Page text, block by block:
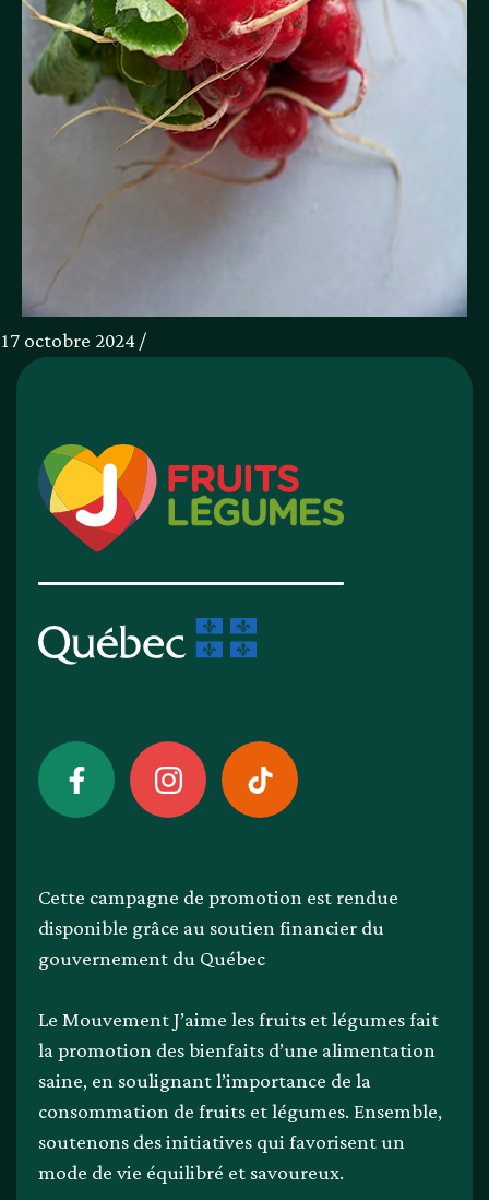
17 octobre 2024 /
Cette campagne de promotion est rendue
disponible grâce au soutien financier du
gouvernement du Québec
Le Mouvement J’aime les fruits et légumes fait
la promotion des bienfaits d’une alimentation
saine, en soulignant l’importance de la
consommation de fruits et légumes. Ensemble,
soutenons des initiatives qui favorisent un
mode de vie équilibré et savoureux.